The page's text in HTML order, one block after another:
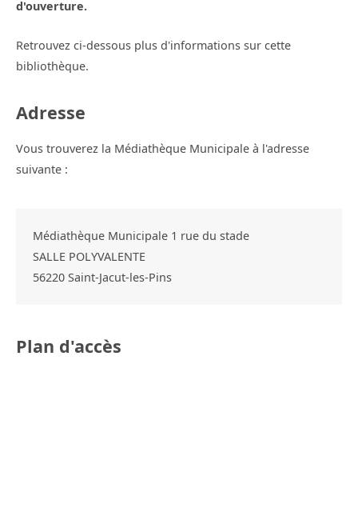
d'ouverture.
Retrouvez ci-dessous plus d'informations sur cette
bibliothèque.
Adresse
Vous trouverez la Médiathèque Municipale à l'adresse
suivante :
Médiathèque Municipale 1 rue du stade
SALLE POLYVALENTE
56220 Saint-Jacut-les-Pins
Plan d'accès